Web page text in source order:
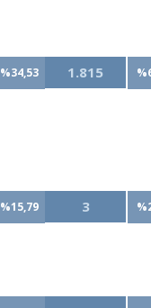
%34,53 1.815
%15,79 3